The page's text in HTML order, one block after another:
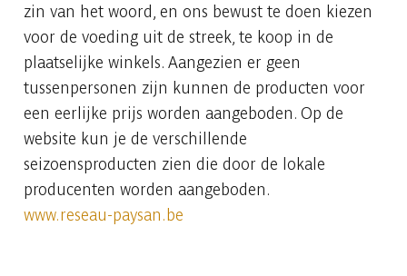
zin van het woord, en ons bewust te doen kiezen
voor de voeding uit de streek, te koop in de
plaatselijke winkels. Aangezien er geen
tussenpersonen zijn kunnen de producten voor
een eerlijke prijs worden aangeboden. Op de
website kun je de verschillende
seizoensproducten zien die door de lokale
producenten worden aangeboden.
www.reseau-paysan.be